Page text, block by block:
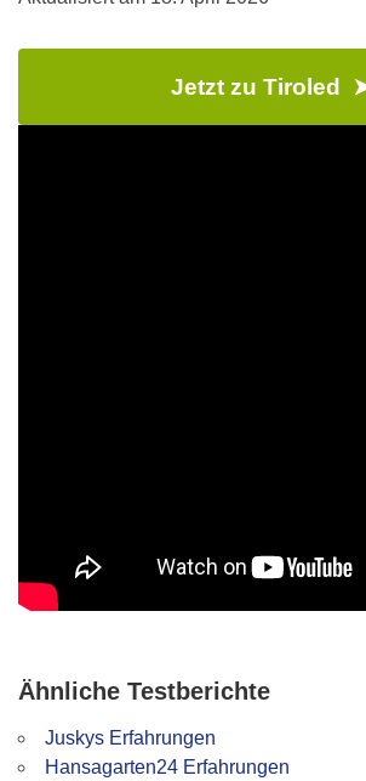
Jetzt zu Tiroled
Ähnliche Testberichte
Juskys Erfahrungen
Hansagarten24 Erfahrungen